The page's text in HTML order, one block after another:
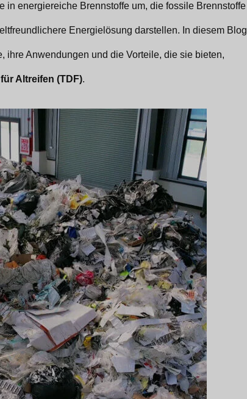
in energiereiche Brennstoffe um, die fossile Brennstoffe
Energielösung darstellen. In diesem Blog
Anwendungen und die Vorteile, die sie bieten,
Altreifen (TDF).